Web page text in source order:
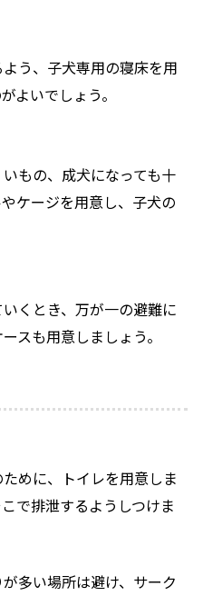
う、子犬専用の寝床を用
よいでしょう。
もの、成犬になっても十
ケージを用意し、子犬の
くとき、万が一の避難に
スも用意しましょう。
めに、トイレを用意しま
で排泄するようしつけま
多い場所は避け、サーク